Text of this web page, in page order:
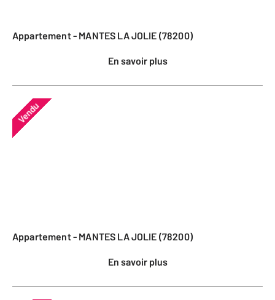
Appartement - MANTES LA JOLIE (78200)
En savoir plus
Vendu
Appartement - MANTES LA JOLIE (78200)
En savoir plus